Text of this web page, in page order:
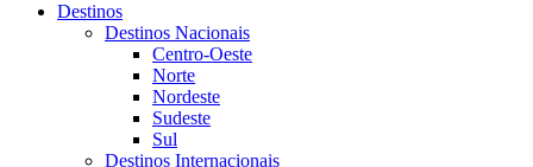
Destinos
Destinos Nacionais
Centro-Oeste
Norte
Nordeste
Sudeste
Sul
Destinos Internacionais